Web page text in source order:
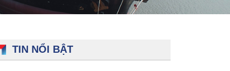
TIN NỔI BẬT